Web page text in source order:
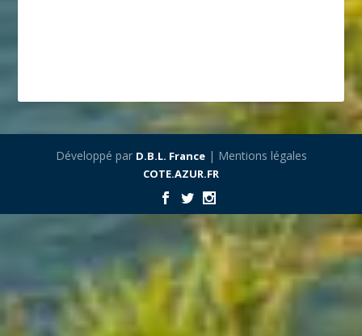
Développé par D.B.L. France| Mentions légales
COTE.AZUR.FR